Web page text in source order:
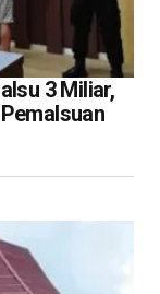
3 Miliar,